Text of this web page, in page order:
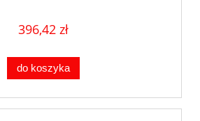
396,42 zł
do koszyka